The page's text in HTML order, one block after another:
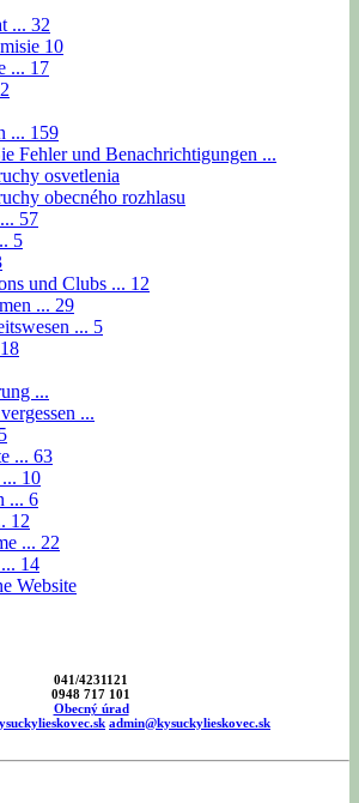
... 32
10
... 17
2
... 159
Fehler und Benachrichtigungen ...
osvetlenia
obecného rozhlasu
57
5
und Clubs ... 12
... 29
... 5
18
...
...
... 63
10
... 6
12
... 22
14
Website
041/4231121
0948 717 101
Obecný úrad
admin@kysuckylieskovec.sk